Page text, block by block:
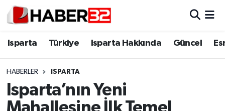
Isparta Türkiye Isparta Hakkında Güncel
HABERLER ISPARTA
Isparta’nın Yeni
Isparta
Esnaf Diyor ki;
Isparta Nöbetçi Eczaneler
Isparta Trafik Yoğunluk Haritası